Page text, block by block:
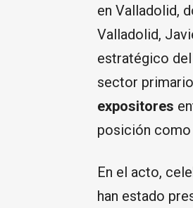
en Valladolid,
Valladolid,
estratégico
sector
expositores
posición como
En el acto,
han estado